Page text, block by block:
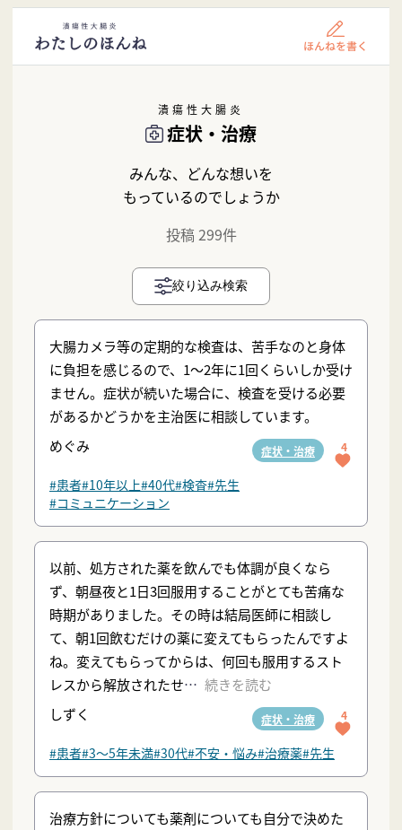
潰瘍性大腸炎
症状・治療
みんな、どんな想いを
もっているのでしょうか
投稿 299件
絞り込み検索
大腸カメラ等の定期的な検査は、苦手なのと身体
に負担を感じるので、1〜2年に1回くらいしか受け
ません。症状が続いた場合に、検査を受ける必要
があるかどうかを主治医に相談しています。
めぐみ
症状・治療 4
#患者#10年以上#40代#検査#先生
#コミュニケーション
以前、処方された薬を飲んでも体調が良くなら
ず、朝昼夜と1日3回服用することがとても苦痛な
時期がありました。その時は結局医師に相談し
て、朝1回飲むだけの薬に変えてもらったんですよ
ね。変えてもらってからは、何回も服用するスト
レスから解放されたせ
続きを読む
しずく
症状・治療 4
#患者#3〜5年未満#30代#不安・悩み#治療薬#先生
治療方針についても薬剤についても自分で決めた